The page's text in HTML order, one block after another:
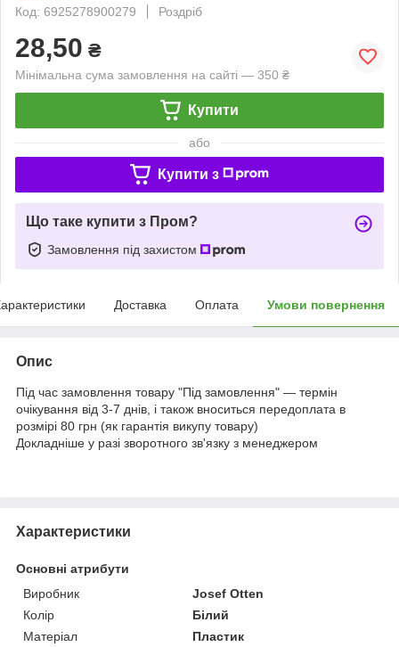
Код: 6925278900279
Роздріб
28,50 ₴
Мінімальна сума замовлення на сайті — 350 ₴
Купити
або
Купити з
Що таке купити з Пром?
Замовлення під захистом
Доставка Оплата Умови повернення
Опис
Під час замовлення товару "Під замовлення" — термін
очікування від 3-7 днів, і також вноситься передоплата в
розмірі 80 грн (як гарантія викупу товару)
Докладніше у разі зворотного зв'язку з менеджером
Характеристики
Основні атрибути
Виробник
Josef Otten
Колір
Білий
Матеріал
Пластик